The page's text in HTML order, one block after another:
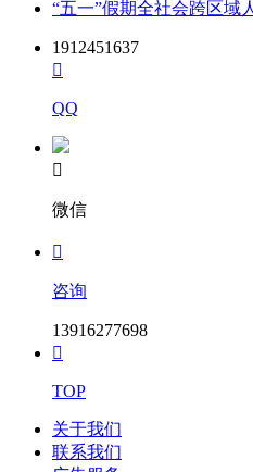
“五一”假期全社会跨区域
1912451637

QQ

微信

咨询
13916277698

TOP
关于我们
联系我们